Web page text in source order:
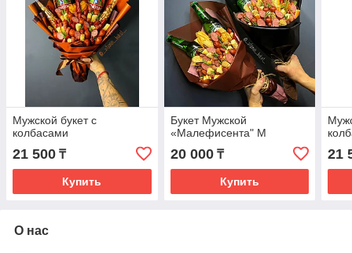
Мужской букет с
колбасами
21 500 ₸
Купить
Букет Мужской
«Малефисента" М
20 000₸
Купить
21
О нас